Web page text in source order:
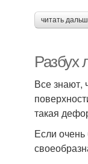
читать
Разбух
Все знают,
такая
Если